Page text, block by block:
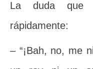
La duda que
rápidamente:
– “¡Bah, no, me